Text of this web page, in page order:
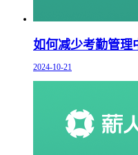
如何减少考勤管理
2024-10-21